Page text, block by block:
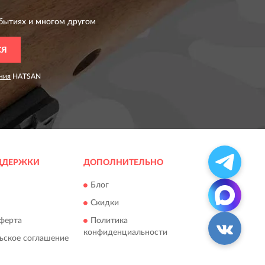
и многом другом
HATSAN
соглашение
ДОПОЛНИТЕЛЬНО
Блог
Скидки
Политика
конфиденциальности